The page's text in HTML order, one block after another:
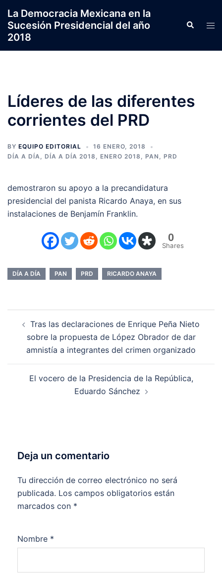
contenido
La Democracia Mexicana en la
Sucesión Presidencial del año
2018
Search
Líderes de las diferentes
corrientes del PRD
BY EQUIPO EDITORIAL
16 ENERO, 2018
DÍA A DÍA, DÍA A DÍA 2018 , ENERO 2018 , PAN , PRD
demostraron su apoyo a la precandidatura
presidencial del panista Ricardo Anaya, en sus
instalaciones de Benjamín Franklin.
0
Shares
DÍA A DÍA PAN PRD RICARDO ANAYA
entradas
Tras las declaraciones de Enrique Peña Nieto
sobre la propuesta de López Obrador de dar
amnistía a integrantes del crimen organizado
El vocero de la Presidencia de la República,
Eduardo Sánchez
Deja un comentario
Tu dirección de correo electrónico no será
publicada. Los campos obligatorios están
marcados con *
Nombre *